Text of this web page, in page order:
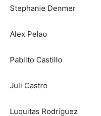
Stephanie Denmer
Alex Pelao
Pablito Castillo
Juli Castro
Luquitas Rodríguez